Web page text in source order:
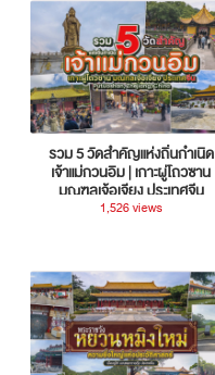
รวม 5 วัดสำคัญแห่งถิ่นกำเนิด
เจ้าแม่กวนอิม | เกาะผู่โถวซาน
มณฑลเจ้อเจียง ประเทศจีน
1,526 views